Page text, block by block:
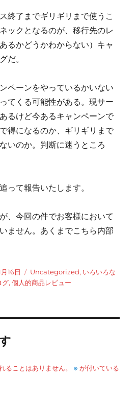
終了までギリギリまで使うこ
ックとなるのが、移行先のレ
るかどうかわからない）キャ
だ。
ペーンをやっているかいない
てくる可能性がある。現サー
るけど今あるキャンペーンで
得になるのか、ギリギリまで
いのか。判断に迷うところ
って報告いたします。
、今回の件でお客様において
ません。あくまでこちら内部
16日
カ
テ
Uncategorized, いろいろな
グ,個人的商品レビュー
ることはありません。 ※ が付いている